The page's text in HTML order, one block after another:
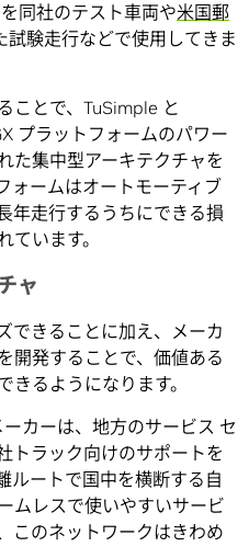
同社のテスト車両や米国郵
試験走行などで使用してきま
ことで、TuSimple と
プラットフォームのパワー
た集中型アーキテクチャを
ォームはオートモーティブ
年走行するうちにできる損
います。
ャ
できることに加え、メーカ
開発することで、価値ある
るようになります。
カーは、地方のサービス セ
トラック向けのサポートを
ルートで国中を横断する自
ムレスで使いやすいサービ
このネットワークはきわめ